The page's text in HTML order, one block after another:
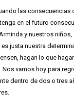
las consecuencias
en el futuro
y nuestros
justa nuestra
hagan lo que
vamos hoy para
dentro de dos o tres